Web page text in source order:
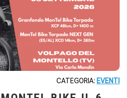
CATEGORIA: EVENTI